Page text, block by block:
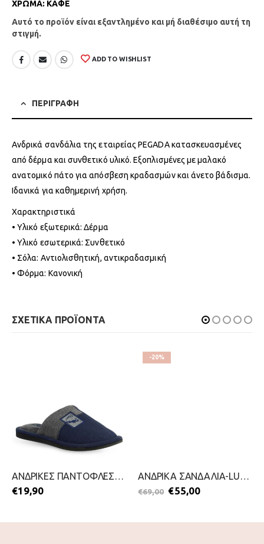
ΧΡΩΜΑ: ΚΑΦΕ
Αυτό το προϊόν είναι εξαντλημένο και μή διαθέσιμο αυτή τη
στιγμή.
ADD TO WISHLIST
ΠΕΡΙΓΡΑΦΗ
Ανδρικά σανδάλια της εταιρείας PEGADA κατασκευασμένες
από δέρμα και συνθετικό υλικό. Εξοπλισμένες με μαλακό
ανατομικό πάτο για απόσβεση κραδασμών και άνετο βάδισμα.
Ιδανικά για καθημερινή χρήση.
Χαρακτηριστικά
• Υλικό εξωτερικά: Δέρμα
• Υλικό εσωτερικά: Συνθετικό
• Σόλα: Αντιολισθητική, αντικραδασμική
• Φόρμα: Κανονική
ΣΧΕΤΙΚΑ ΠΡΟΪΟΝΤΑ
ΑΝΔΡΙΚΕΣ ΠΑΝΤΟΦΛΕΣ-PAREX-2111-0379-ΜΠΛΕ
€19,90
-20%
ΑΝΔΡΙΚΑ ΣΑΝΔΑΛΙΑ-LUMBERJACK-2299-0235-ΓΚΡΙ
€69,00 €55,00